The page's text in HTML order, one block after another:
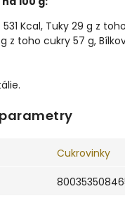
Kcal, Tuky 29 g z
z toho cukry 57 g,
Cukrovinky